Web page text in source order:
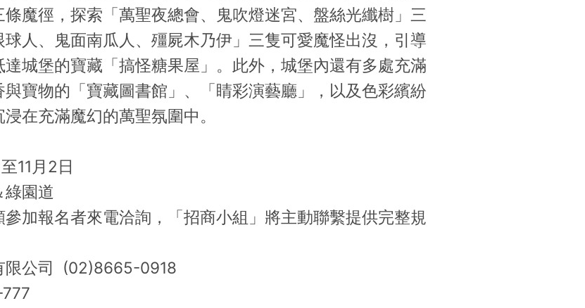
魔徑，探索「萬聖夜總會、鬼吹燈迷宮、盤絲光纖樹」三
人、鬼面南瓜人、殭屍木乃伊」三隻可愛魔怪出沒，引導
城堡的寶藏「搞怪糖果屋」。此外，城堡內還有多處充滿
寶物的「寶藏圖書館」、「睛彩演藝廳」，以及色彩繽紛
在充滿魔幻的萬聖氛圍中。
11月2日
綠園道
參加報名者來電洽詢，「招商小組」將主動聯繫提供完整規
限公司 (02)8665-0918